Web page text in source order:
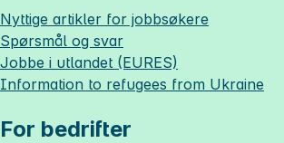
Nyttige artikler for jobbsøkere
Spørsmål og svar
Jobbe i utlandet (EURES)
Information to refugees from Ukraine
For bedrifter